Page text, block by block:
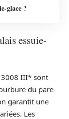
glace ?
essuie-
3008 III* sont
du pare-
garantit une
Les